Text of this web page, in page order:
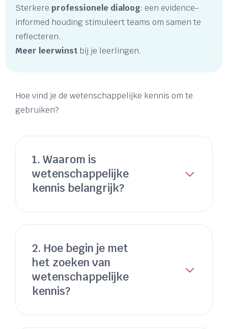
Sterkere professionele dialoog: een evidence-
informed houding stimuleert teams om samen te
reflecteren.
Meer leerwinstbij je leerlingen.
Hoe vind je de wetenschappelijke kennis om te
gebruiken?
1. Waarom is
wetenschappelijke
kennis belangrijk?
2. Hoe begin je met
het zoeken van
wetenschappelijke
kennis?